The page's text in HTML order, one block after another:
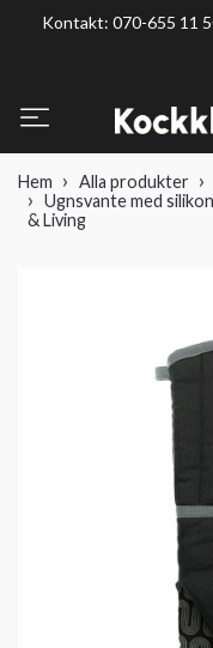
Kontakt: 070-655 11
Hem Alla produkter
Ugnsvante med
& Living